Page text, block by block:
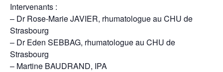
Intervenants :
– Dr Rose-Marie JAVIER, rhumatologue au CHU de
Strasbourg
– Dr Eden SEBBAG, rhumatologue au CHU de
Strasbourg
– Martine BAUDRAND, IPA